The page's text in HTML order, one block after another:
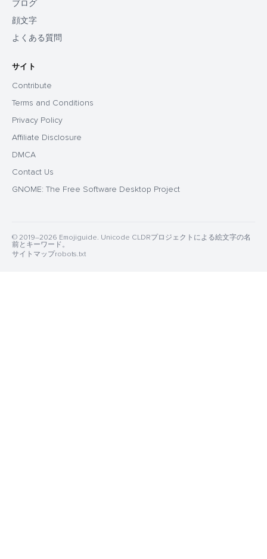
ブログ
顔文字
よくある質問
サイト
Contribute
Terms and Conditions
Privacy Policy
Affiliate Disclosure
DMCA
Contact Us
GNOME: The Free Software Desktop Project
© 2019–2026 Emojiguide. Unicode CLDRプロジェクトによる絵文字の名
前とキーワード。
サイトマップrobots.txt